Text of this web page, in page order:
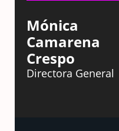
Mónica
Camarena
Crespo
Directora General